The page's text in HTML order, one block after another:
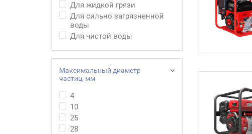
Для жидкой грязи
Для сильно загрязненной
воды
Для чистой воды
Максимальный диаметр
частиц, мм
4
10
25
28